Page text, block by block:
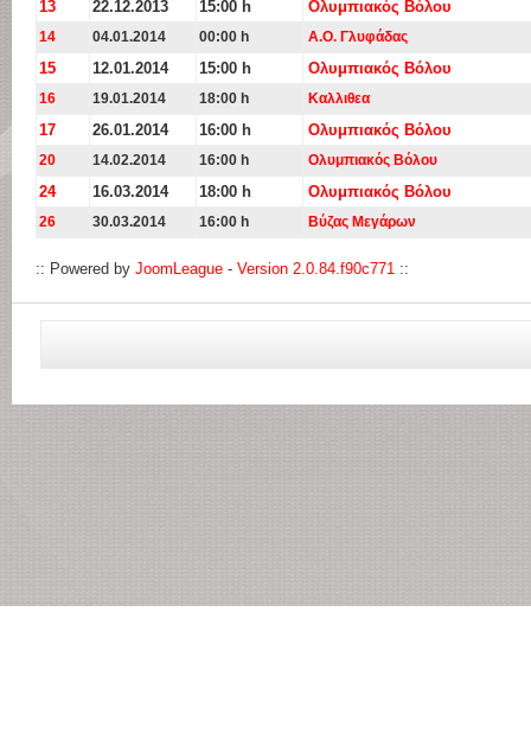
13 22.12.2013 15:00 h Ολυμπιακός Βόλου
14 04.01.2014 00:00 h Α.Ο. Γλυφάδας
15 12.01.2014 15:00 h Ολυμπιακός Βόλου
16 19.01.2014 18:00 h Καλλιθεα
17 26.01.2014 16:00 h Ολυμπιακός Βόλου
20 14.02.2014 16:00 h Ολυμπιακός Βόλου
24 16.03.2014 18:00 h Ολυμπιακός Βόλου
26 30.03.2014 16:00 h Βύζας Μεγάρων
:: Powered by JoomLeague - Version 2.0.84.f90c771 ::